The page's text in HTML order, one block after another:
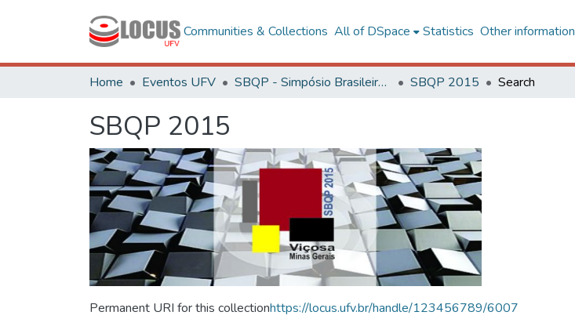
Communities & Collections All of DSpace Statistics Other information
Home Eventos UFV SBQP - Simpósio Brasileiro de Qualidade do Projeto no Ambiente Construído SBQP 2015 Search
SBQP 2015
Permanent URI for this collectionhttps://locus.ufv.br/handle/123456789/6007